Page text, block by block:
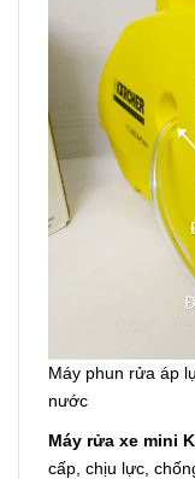
Máy phun rửa áp
nước
Máy rửa xe mini
cấp, chịu lực,